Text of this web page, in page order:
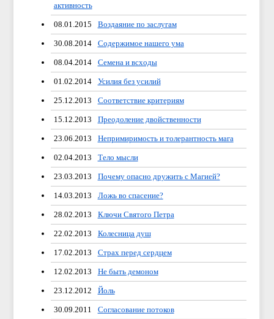
активность
08.01.2015 Воздаяние по заслугам
30.08.2014 Содержимое нашего ума
08.04.2014 Семена и всходы
01.02.2014 Усилия без усилий
25.12.2013 Соответствие критериям
15.12.2013 Преодоление двойственности
23.06.2013 Непримиримость и толерантность мага
02.04.2013 Тело мысли
23.03.2013 Почему опасно дружить с Магией?
14.03.2013 Ложь во спасение?
28.02.2013 Ключи Святого Петра
22.02.2013 Колесница душ
17.02.2013 Страх перед сердцем
12.02.2013 Не быть демоном
23.12.2012 Йоль
30.09.2011 Согласование потоков